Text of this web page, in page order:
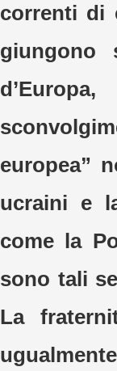
correnti di
europea”
ucraini e
come la
sono tali
La